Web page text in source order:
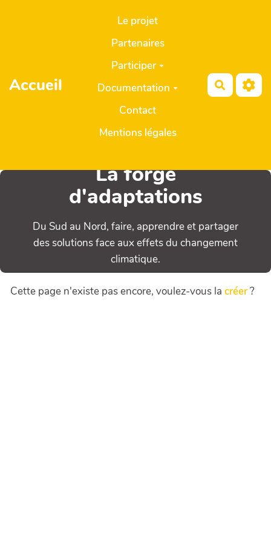
Aller au contenu principal
Accueil
Le projet
Partenaires
Participer
Documentation
Contact
Mentions légales
La forge
d'adaptations
Du Sud au Nord, faire, apprendre et partager
des solutions face aux effets du changement
climatique.
Cette page n'existe pas encore, voulez-vous la créer?